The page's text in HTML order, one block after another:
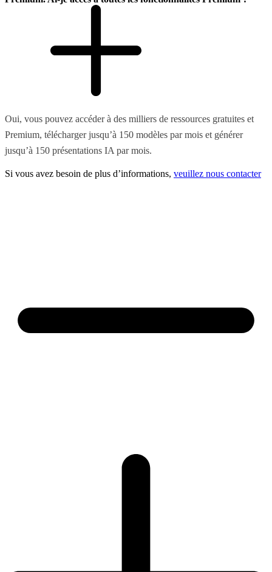
Oui, vous pouvez accéder à des milliers de ressources gratuites et
Premium, télécharger jusqu’à 150 modèles par mois et générer
jusqu’à 150 présentations IA par mois.
Si vous avez besoin de plus d’informations, veuillez nous contacter